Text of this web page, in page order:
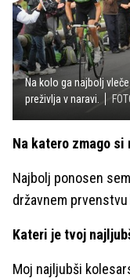
Na kolo ga najbolj
preživlja v naravi.
Na katero zmago si
Najbolj ponosen
državnem
Kateri je tvoj
Moj najljubši